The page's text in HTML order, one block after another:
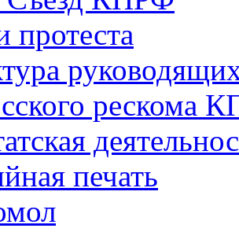
протеста
рескома
печать